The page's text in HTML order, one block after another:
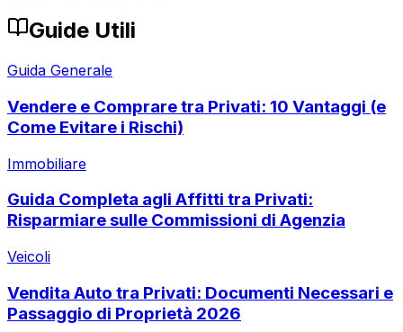
Guide Utili
Guida Generale
Vendere e Comprare tra Privati: 10 Vantaggi (e
Come Evitare i Rischi)
Immobiliare
Guida Completa agli Affitti tra Privati:
Risparmiare sulle Commissioni di Agenzia
Veicoli
Vendita Auto tra Privati: Documenti Necessari e
Passaggio di Proprietà 2026